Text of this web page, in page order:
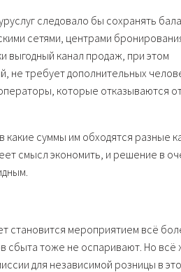
следовало бы сохранять
сетями, центрами
выгодный канал продаж, при этом
не требует дополнительных
которые отказываются от
суммы им обходятся разные
смысл экономить, и решение в
становится мероприятием всё
сбыта тоже не оспаривают. Но всё
для независимой розницы в